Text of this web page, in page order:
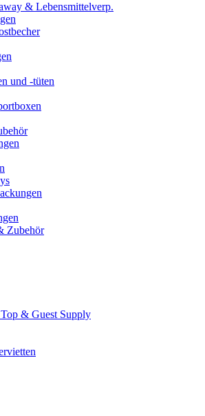
& Lebensmittelverp.
und -tüten
Zubehör
& Guest Supply